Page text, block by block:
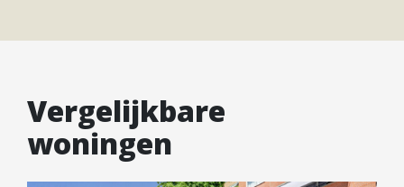
Vergelijkbare
woningen